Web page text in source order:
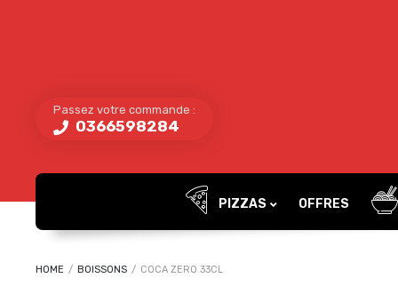
Passez votre commande :
0366598284
PIZZAS OFFRES
HOME / BOISSONS / COCA ZERO 33CL